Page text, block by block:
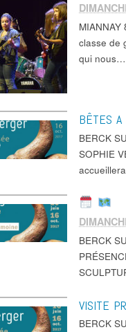
classe de
qui nous…
BÊTES A
BERCK
SOPHIE
BERCK
VISITE
BERCK